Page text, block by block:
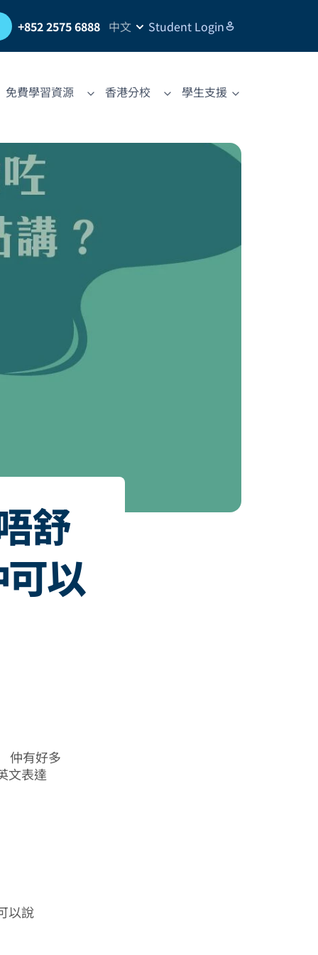
+852 2575 6888 中文 Student Login
免費學習資源 香港分校 學生支援
舒
以
仲有好多
文表達
以說